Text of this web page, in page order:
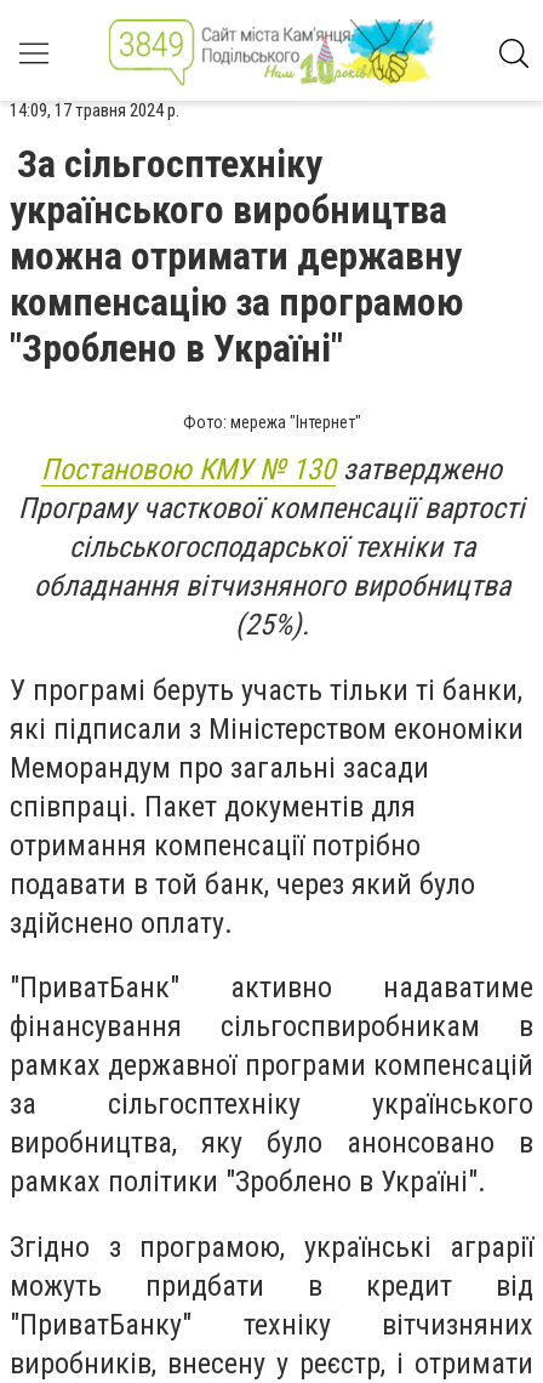
14:09, 17 травня 2024 р.
За сільгосптехніку
українського виробництва
можна отримати державну
компенсацію за програмою
"Зроблено в Україні"
Фото: мережа "Інтернет"
Постановою КМУ № 130затверджено
Програму часткової компенсації вартості
сільськогосподарської техніки та
обладнання вітчизняного виробництва
(25%).
У програмі беруть участь тільки ті банки,
які підписали з Міністерством економіки
Меморандум про загальні засади
співпраці. Пакет документів для
отримання компенсації потрібно
подавати в той банк, через який було
здійснено оплату.
"ПриватБанк" активно надаватиме
фінансування сільгоспвиробникам в
рамках державної програми компенсацій
за сільгосптехніку українського
виробництва, яку було анонсовано в
рамках політики "Зроблено в Україні".
Згідно з програмою, українські аграрії
можуть придбати в кредит від
"ПриватБанку" техніку вітчизняних
виробників, внесену у реєстр, і отримати